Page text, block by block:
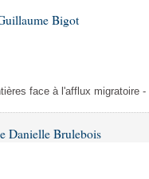
Bigot
face à l'afflux migratoire
Danielle Brulebois